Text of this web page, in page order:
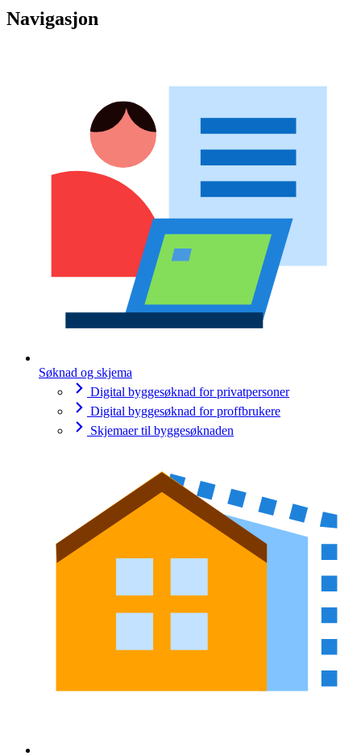
Navigasjon
Søknad og skjema
Digital byggesøknad for privatpersoner
Digital byggesøknad for proffbrukere
Skjemaer til byggesøknaden